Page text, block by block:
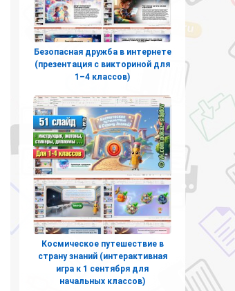
Безопасная дружба в интернете
(презентация с викториной для
1–4 классов)
Космическое путешествие в
страну знаний (интерактивная
игра к 1 сентября для
начальных классов)